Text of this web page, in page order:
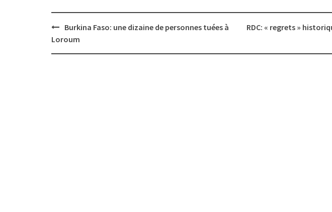
Post
navigation
Burkina Faso: une dizaine de personnes tuées à
Loroum
RDC: « regrets »